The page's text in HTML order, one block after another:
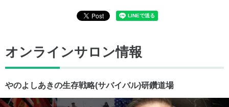
オンラインサロン情報
やのよしあきの生存戦略(サバイバル)研鑽道場